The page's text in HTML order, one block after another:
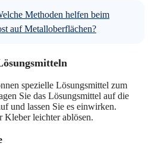
Methoden helfen beim
auf Metalloberflächen?
spezielle Lösungsmittel zum
Sie das Lösungsmittel auf die
und lassen Sie es einwirken.
Kleber leichter ablösen.